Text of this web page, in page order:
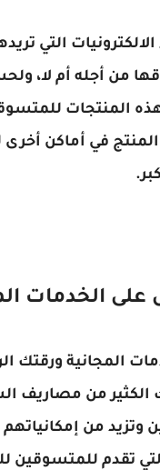
التي
من أجله أم لا،
المنتجات
في أماكن أخرى
الخدمات
المجانية ورقتك
من مصاريف
وتزيد من
تقدم